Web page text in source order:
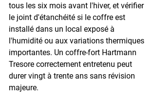
tous les six mois avant l'hiver, et vérifier
le joint d'étanchéité si le coffre est
installé dans un local exposé à
l'humidité ou aux variations thermiques
importantes. Un coffre-fort Hartmann
Tresore correctement entretenu peut
durer vingt à trente ans sans révision
majeure.